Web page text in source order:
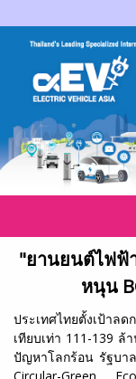
"ยานยนต์ไฟฟ้
หนุน
ประเทศไทยตั้งเป้าล
เทียบเท่า 111-139
ปัญหาโลกร้อน รัฐบา